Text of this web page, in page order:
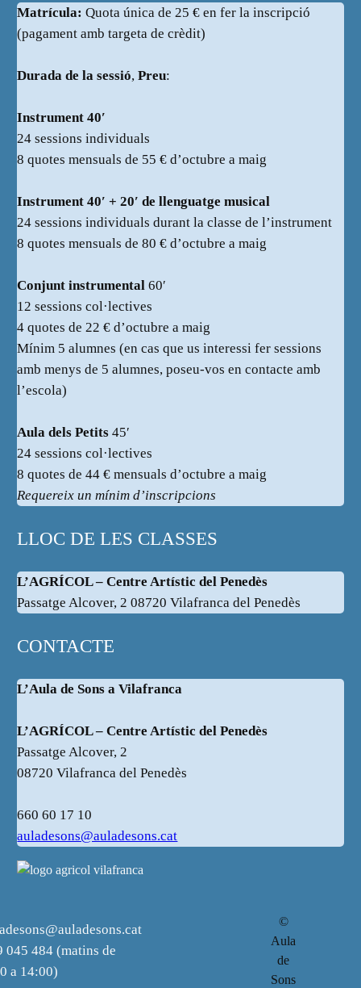
Matrícula: Quota única de 25 € en fer la inscripció
(pagament amb targeta de crèdit)
Durada de la sessió,Preu:
Instrument 40′
24 sessions individuals
8 quotes mensuals de 55 € d’octubre a maig
Instrument 40′ + 20′ de llenguatge musical
24 sessions individuals durant la classe de l’instrument
8 quotes mensuals de 80 € d’octubre a maig
Conjunt instrumental 60′
12 sessions col·lectives
4 quotes de 22 € d’octubre a maig
Mínim 5 alumnes (en cas que us interessi fer sessions
amb menys de 5 alumnes, poseu-vos en contacte amb
l’escola)
Aula dels Petits 45′
24 sessions col·lectives
8 quotes de 44 € mensuals d’octubre a maig
Requereix un mínim d’inscripcions
LLOC DE LES CLASSES
L’AGRÍCOL – Centre Artístic del Penedès
Passatge Alcover, 2 08720 Vilafranca del Penedès
CONTACTE
L’Aula de Sons a Vilafranca
L’AGRÍCOL – Centre Artístic del Penedès
Passatge Alcover, 2
08720 Vilafranca del Penedès
660 60 17 10
auladesons@auladesons.cat
045 484 (matins de
a 14:00)
©
Aula
de
Sons